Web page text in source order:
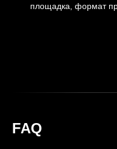
площадка, формат
FAQ